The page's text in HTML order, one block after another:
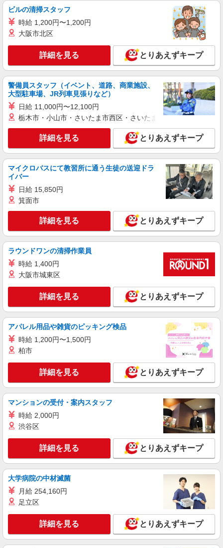
紹介予定派遣
株式会社シエロ
人気機種に詳しくなれる携帯販売【au】
月給273200円〜 ※残業手当別途支給 ※研修期
間6か月・時給1550円〜 ★交通費別途支給（規定
社祝い金10万円支給(規定有) お友達を紹介頂くと,
インセンティブ支給(規定有) ゜・。○。・゜
+゜・。○。・゜+゜
愛知県一宮市の家電量販店
キープ 詳細を見る
派遣社員
株式会社シエロ
スマホ携帯販売【ソフトバンク】
時給1600円〜 ※別途インセンティブ、職能評
価制度あり ※残業代支給 ★交通費別途支給（規定
あり） ゜+゜・。○。・゜+゜・。○。・゜+゜ 入
社祝い金10万円支給(規定有) お友達を紹介頂くと,
可能（規程有）★ ゜・。○。・゜+゜・。○。・゜
愛知県一宮市の家電量販店
キープ 詳細を見る
紹介予定派遣
株式会社シエロ
【softbank】人気機種に詳しくなれる携帯販
売
時給1400円〜 ※残業代支給 ★交通費別途支給
い・週払い可能（規程有）★ ゜・。○。・゜
+゜・。○。・゜+゜
愛知県一宮市のsoftbankショップ
キープ 詳細を見る
株式会社シエロ
【ソフトバンク】の店舗スタッフ
時給1500円〜1600円（経験・能力による） ※
残業代支給 ★交通費別途支給（規定あり） ゜
+゜・。○。・゜+゜・。○。・゜+゜ 入社祝い金10
万円支給(規定有) お友達を紹介頂くと, インセンテ
ィブ支給(規定有) ★月2回払い・週払い可能（規程
有）★ ゜・。○。・゜+゜・。○。・゜+゜
愛知県一宮市のsoftbankショップ
キープ 詳細を見る
紹介予定派遣
株式会社シエロ
【ソフトバンク】の店舗スタッフ
時給1500円〜 ※残業代支給 ★交通費別途支給
（規定あり） ゜+゜・。○。・゜+゜・。○。・゜
+゜ 入社祝い金10万円支給(規定有) お友達を紹介
頂くと, インセンティブ支給(規定有) ★月2回払
い・週払い可能（規程有）★ ゜・。○。・゜
愛知県一宮市のY！mobileショップ
詳細を見る
【ソフトバンク】の店舗スタッフ
ビルの清掃スタッフ
時給 1,200円〜1,200円
大阪市北区
詳細を見る とりあえずキープ
警備員スタッフ（イベント、道路、商業施設、
大型駐車場、JR列車見張りなど）
日給 11,000円〜12,100円
栃木市・小山市・さいたま市西区・さいたま市岩槻区・久喜市・
詳細を見る とりあえずキープ
マイクロバスにて教習所に通う生徒の送迎ドラ
イバー
日給 15,850円
箕面市
詳細を見る とりあえずキープ
ラウンドワンの清掃作業員
時給 1,400円
大阪市城東区
詳細を見る とりあえずキープ
アパレル用品や雑貨のピッキング検品
時給 1,200円〜1,500円
柏市
詳細を見る とりあえずキープ
マンションの受付・案内スタッフ
時給 2,000円
渋谷区
詳細を見る とりあえずキープ
大学病院の中材滅菌
月給 254,160円
足立区
詳細を見る とりあえずキープ